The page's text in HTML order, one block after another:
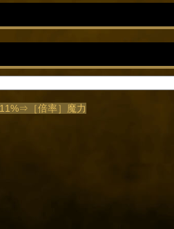
［倍率］魔力